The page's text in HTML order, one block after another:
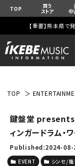
TOP 買う
ストア 中
【重要】熊本県
TOP
鍵盤堂 presents
ィンガードラム
Published:2024-08-
EVENT シンセ/